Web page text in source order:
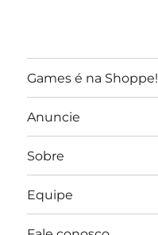
Games é na Shoppe!
Anuncie
Sobre
Equipe